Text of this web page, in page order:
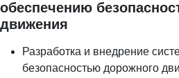
обеспечению
движения
Разработка и внедрение
безопасностью дорожного